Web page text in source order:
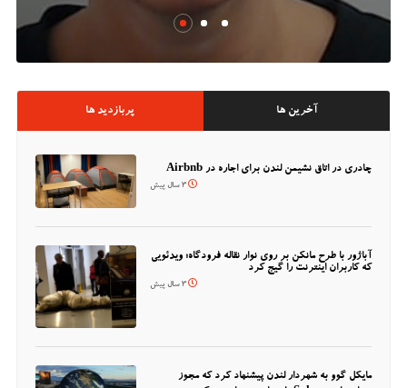
پربازدید ها آخرین ها
چادری در اتاق نشیمن لندن برای اجاره در Airbnb
3 سال پیش
آباژور با طرح مانکن بر روی نوار نقاله فرودگاه؛ ویدئویی
که کاربران اینترنت را گیج کرد
3 سال پیش
مایکل گوو به شهردار لندن پیشنهاد کرد که مجوز